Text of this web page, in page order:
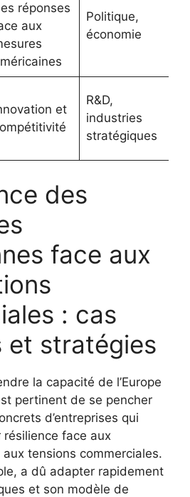
réponses
aux
Politique,
économie
et
R&D,
industries
stratégiques
des
face aux
: cas
et stratégies
la capacité de l’Europe
pertinent de se pencher
d’entreprises qui
face aux
tensions commerciales.
a dû adapter rapidement
et son modèle de